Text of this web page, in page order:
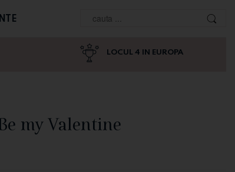
LOCUL 4 IN EUROPA
my Valentine